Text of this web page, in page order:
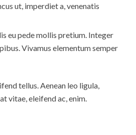
ut, imperdiet a, venenatis
eu pede mollis pretium. Integer
Vivamus elementum semper
tellus. Aenean leo ligula,
vitae, eleifend ac, enim.